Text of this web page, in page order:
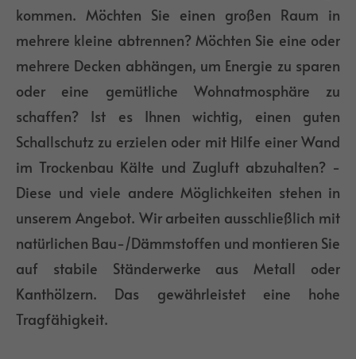
+44 1234 567 890
Drop us a line
info@yourdomain.com
About us
Lorem ipsum dolor sit amet, consectetuer
adipiscing elit.
Aenean commodo ligula eget dolor. Aenean
massa. Cum sociis natoque penatibus et
magnis dis parturient montes, nascetur
ridiculus mus. Donec quam felis, ultricies nec.
kommen. Möchten Sie einen großen Raum in
mehrere kleine abtrennen? Möchten Sie eine oder
mehrere Decken abhängen, um Energie zu sparen
oder eine gemütliche Wohnatmosphäre zu
schaffen? Ist es Ihnen wichtig, einen guten
Schallschutz zu erzielen oder mit Hilfe einer Wand
im Trockenbau Kälte und Zugluft abzuhalten? -
Diese und viele andere Möglichkeiten stehen in
unserem Angebot. Wir arbeiten ausschließlich mit
natürlichen Bau-/Dämmstoffen und montieren Sie
auf stabile Ständerwerke aus Metall oder
Kanthölzern. Das gewährleistet eine hohe
Tragfähigkeit.